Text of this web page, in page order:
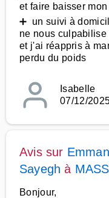
et faire baisser mon
➕ un suivi à
ne nous
et j'ai réappris à
perdu du poids
Isabelle
07/12/
Avis sur
Sayegh à
Bonjour,